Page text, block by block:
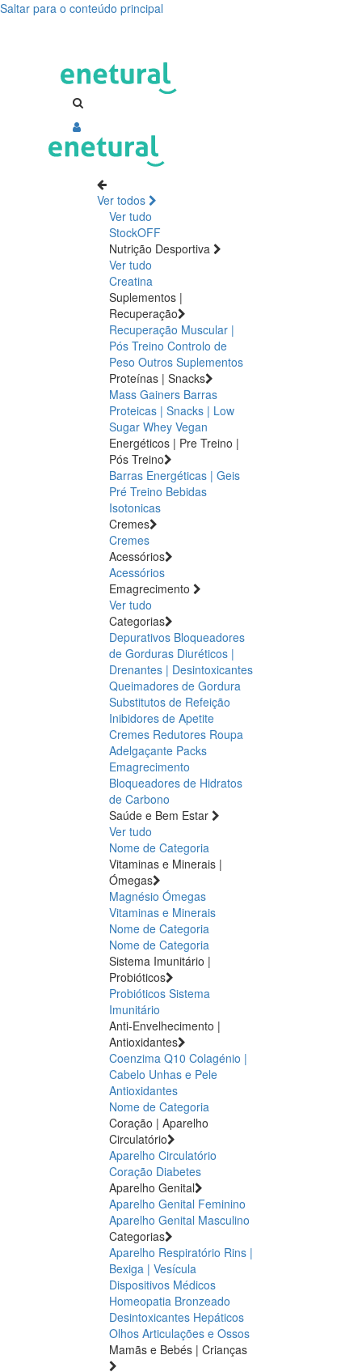
Saltar para o conteúdo principal
perder
peso,
perda
Ver todos
Ver tudo
StockOFF
Nutrição Desportiva
Ver tudo
Creatina
Suplementos |
Recuperação
Recuperação Muscular |
Pós Treino Controlo de
Peso Outros Suplementos
Proteínas | Snacks
Mass Gainers Barras
Proteicas | Snacks | Low
Sugar Whey Vegan
Energéticos | Pre Treino |
Pós Treino
Barras Energéticas | Geis
Pré Treino Bebidas
Isotonicas
Cremes
Cremes
Acessórios
Acessórios
Emagrecimento
Ver tudo
Categorias
Depurativos Bloqueadores
de Gorduras Diuréticos |
Drenantes | Desintoxicantes
Queimadores de Gordura
Substitutos de Refeição
Inibidores de Apetite
Cremes Redutores Roupa
Adelgaçante Packs
Emagrecimento
Bloqueadores de Hidratos
de Carbono
Saúde e Bem Estar
Ver tudo
Nome de Categoria
Vitaminas e Minerais |
Ómegas
Magnésio Ómegas
Vitaminas e Minerais
Nome de Categoria
Nome de Categoria
Sistema Imunitário |
Probióticos
Probióticos Sistema
Imunitário
Anti-Envelhecimento |
Antioxidantes
Coenzima Q10 Colagénio |
Cabelo Unhas e Pele
Antioxidantes
Nome de Categoria
Coração | Aparelho
Circulatório
Aparelho Circulatório
Coração Diabetes
Aparelho Genital
Aparelho Genital Feminino
Aparelho Genital Masculino
Categorias
Aparelho Respiratório Rins |
Bexiga | Vesícula
Dispositivos Médicos
Homeopatia Bronzeado
Desintoxicantes Hepáticos
Olhos Articulações e Ossos
Mamãs e Bebés | Crianças